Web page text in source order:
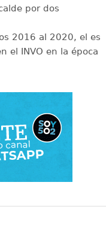
por dos
2016 al 2020, el es
el INVO en la época